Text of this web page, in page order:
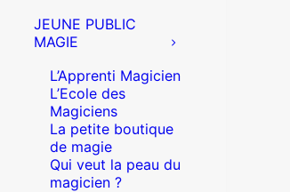
JEUNE PUBLIC
MAGIE
L’Apprenti Magicien
L’Ecole des
Magiciens
La petite boutique
de magie
Qui veut la peau du
magicien ?